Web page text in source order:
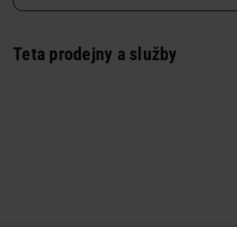
Teta prodejny a služby